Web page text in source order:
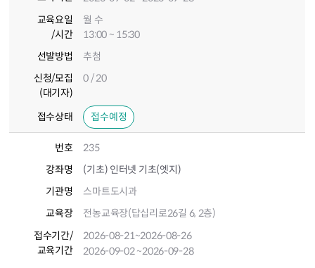
교육요일
/시간
월 수
13:00 ~ 15:30
선발방법
추첨
신청/모집
(대기자)
0 / 20
접수상태 접수예정
번호
235
강좌명
(기초) 인터넷 기초(엣지)
기관명
스마트도시과
교육장
전농교육장(답십리로26길 6, 2층)
접수기간/
교육기간
2026-08-21~2026-08-26
2026-09-02~2026-09-28